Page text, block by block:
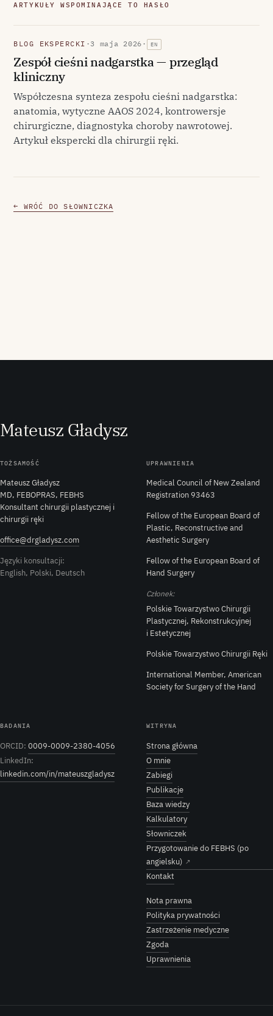
ARTYKUŁY WSPOMINAJĄCE TO HASŁO
BLOG EKSPERCKI ·3 maja 2026 · EN
Zespół cieśni nadgarstka — przegląd
kliniczny
Współczesna synteza zespołu cieśni nadgarstka:
anatomia, wytyczne AAOS 2024, kontrowersje
chirurgiczne, diagnostyka choroby nawrotowej.
Artykuł ekspercki dla chirurgii ręki.
← WRÓĆ DO SŁOWNICZKA
Mateusz Gładysz
TOŻSAMOŚĆ
Mateusz Gładysz
MD, FEBOPRAS, FEBHS
Konsultant chirurgii plastycznej i
chirurgii ręki
office@drgladysz.com
Języki konsultacji:
English, Polski, Deutsch
UPRAWNIENIA
Medical Council of New Zealand
Registration 93463
Fellow of the European Board of
Plastic, Reconstructive and
Aesthetic Surgery
Fellow of the European Board of
Hand Surgery
Członek:
Polskie Towarzystwo Chirurgii
Plastycznej, Rekonstrukcyjnej
i Estetycznej
Polskie Towarzystwo Chirurgii Ręki
International Member, American
Society for Surgery of the Hand
BADANIA
ORCID: 0009-0009-2380-4056
LinkedIn:
linkedin.com/in/mateuszgladysz
WITRYNA
Strona główna
O mnie
Zabiegi
Publikacje
Baza wiedzy
Kalkulatory
Słowniczek
Przygotowanie do FEBHS (po
angielsku) ↗
Kontakt
Nota prawna
Polityka prywatności
Zastrzeżenie medyczne
Zgoda
Uprawnienia